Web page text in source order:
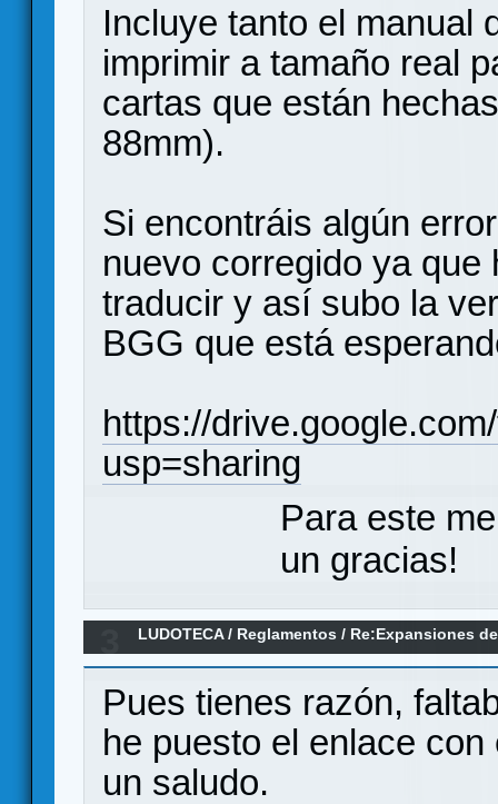
Incluye tanto el manual
imprimir a tamaño real
cartas que están
88mm).
Si encontráis algún
nuevo corregido ya
traducir y así subo la
BGG que está
https://
usp=sharing
Para este
un gracias!
LUDOTECA/ Reglamentos / Re:Expansiones
y personajes traducidos
Pues tienes razón,
he puesto el enlace
un saludo.